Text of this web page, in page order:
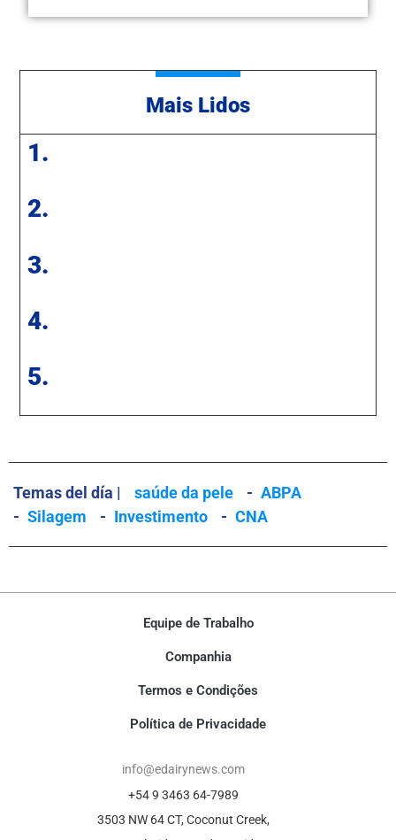
Mais Lidos
1.
2.
3.
4.
5.
Temas del día | saúde da pele - ABPA
- Silagem - Investimento - CNA
Equipe de Trabalho
Companhia
Termos e Condições
Política de Privacidade
info@edairynews.com
+54 9 3463 64-7989
3503 NW 64 CT, Coconut Creek,